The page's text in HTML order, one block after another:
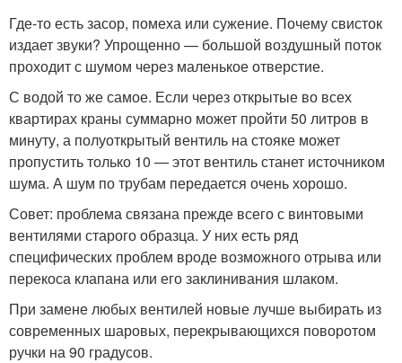
Где-то есть засор, помеха или сужение. Почему свисток
издает звуки? Упрощенно — большой воздушный поток
проходит с шумом через маленькое отверстие.
С водой то же самое. Если через открытые во всех
квартирах краны суммарно может пройти 50 литров в
минуту, а полуоткрытый вентиль на стояке может
пропустить только 10 — этот вентиль станет источником
шума. А шум по трубам передается очень хорошо.
Совет: проблема связана прежде всего с винтовыми
вентилями старого образца. У них есть ряд
специфических проблем вроде возможного отрыва или
перекоса клапана или его заклинивания шлаком.
При замене любых вентилей новые лучше выбирать из
современных шаровых, перекрывающихся поворотом
ручки на 90 градусов.